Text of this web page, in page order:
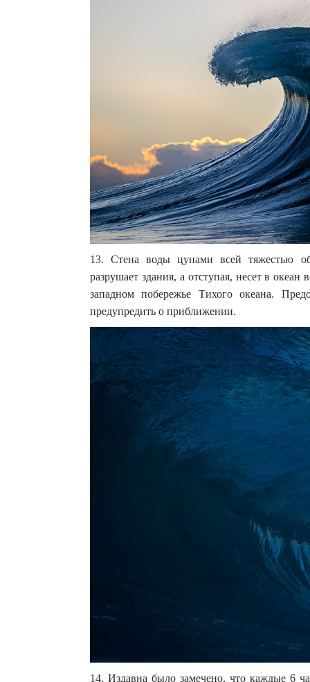
13. Стена воды цунами всей тяжестью
разрушает здания, а отступая, несет в
западном побережье Тихого океана.
предупредить о приближении.
14. Издавна было замечено, что каждые 6